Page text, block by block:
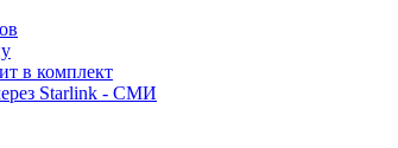
в комплект
Starlink - СМИ